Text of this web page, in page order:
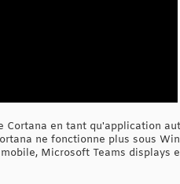
en tant qu'application
ne fonctionne plus sous
Microsoft Teams displays